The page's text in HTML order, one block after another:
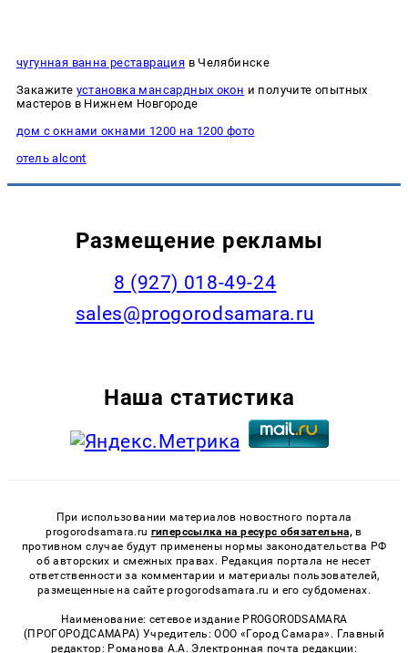
чугунная ванна реставрация в Челябинске
Закажите установка мансардных окон и получите опытных
мастеров в Нижнем Новгороде
дом с окнами окнами 1200 на 1200 фото
отель alcont
Размещение рекламы
8 (927) 018-49-24
sales@progorodsamara.ru
Наша статистика
При использовании материалов новостного портала
progorodsamara.ru гиперссылка на ресурс обязательна, в
противном случае будут применены нормы законодательства РФ
об авторских и смежных правах. Редакция портала не несет
ответственности за комментарии и материалы пользователей,
размещенные на сайте progorodsamara.ru и его субдоменах.
Наименование: сетевое издание PROGORODSAMARA
(ПРОГОРОДСАМАРА) Учредитель: ООО «Город Самара». Главный
редактор: Романова А.А. Электронная почта редакции: